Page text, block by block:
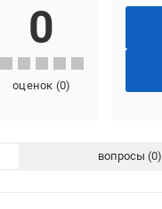
0
оценок (0)
вопросы